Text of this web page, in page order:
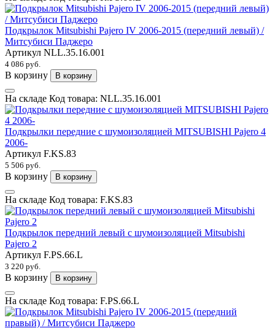
Подкрылок Mitsubishi Pajero IV 2006-2015 (передний левый) /
Митсубиси Паджеро
Артикул NLL.35.16.001
4 086 руб.
В корзину В корзину
На складе Код товара: NLL.35.16.001
Подкрылки передние с шумоизоляцией MITSUBISHI Pajero 4
2006-
Артикул F.KS.83
5 506 руб.
В корзину В корзину
На складе Код товара: F.KS.83
Подкрылок передний левый с шумоизоляцией Mitsubishi
Pajero 2
Артикул F.PS.66.L
3 220 руб.
В корзину В корзину
На складе Код товара: F.PS.66.L